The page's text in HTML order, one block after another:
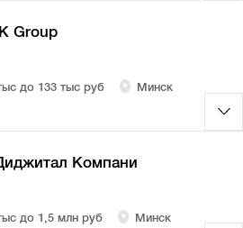
Group
до 133 тыс руб Минск
Компани
до 1,5 млн руб Минск